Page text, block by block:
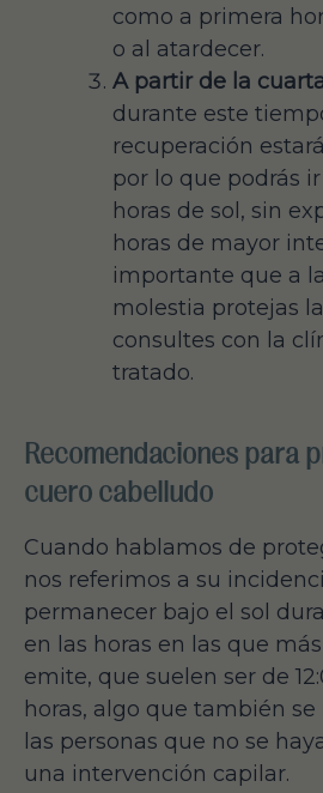
como a primera
o al atardecer.
A partir de la
durante este
recuperación
por lo que podrás
horas de sol, sin
horas de mayor
importante que a
molestia protejas
consultes con la
tratado.
Recomendaciones para
cuero cabelludo
Cuando hablamos de
nos referimos a su
permanecer bajo el sol
en las horas en las que
emite, que suelen ser de
horas, algo que también
las personas que no se
una intervención capilar.